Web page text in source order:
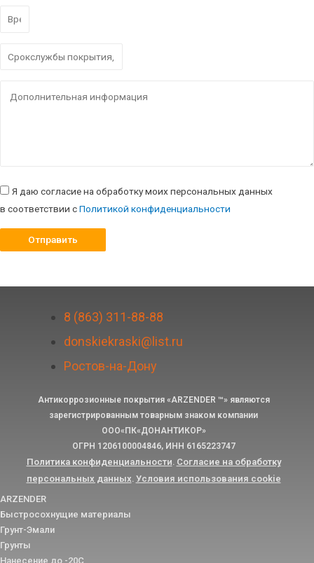
Я даю согласие на обработку моих персональных данных
в соответствии сПолитикой конфиденциальности
Отправить
8 (863) 311-88-88
donskiekraski@list.ru
Ростов-на-Дону
Антикоррозионные покрытия «ARZENDER ™» являются
зарегистрированным товарным знаком компании
ООО«ПК«ДОНАНТИКОР»
ОГРН 1206100004846, ИНН 6165223747
Политика конфиденциальности. Согласие на обработку
персональных данных. Условия использования cookie
ARZENDER
Быстросохнущие материалы
Грунт-Эмали
Грунты
Нанесение до -20С